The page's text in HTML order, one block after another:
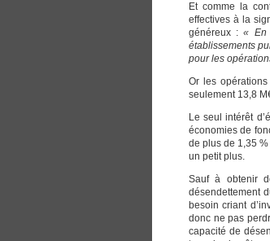
Et comme la
effectives à la
généreux :« En
établissements
pour les
Or les
seulement 13,8
Le seul intérêt
économies de
de plus de 1,35
un petit plus.
Sauf à obtenir
désendettement
besoin criant
donc ne pas
capacité de